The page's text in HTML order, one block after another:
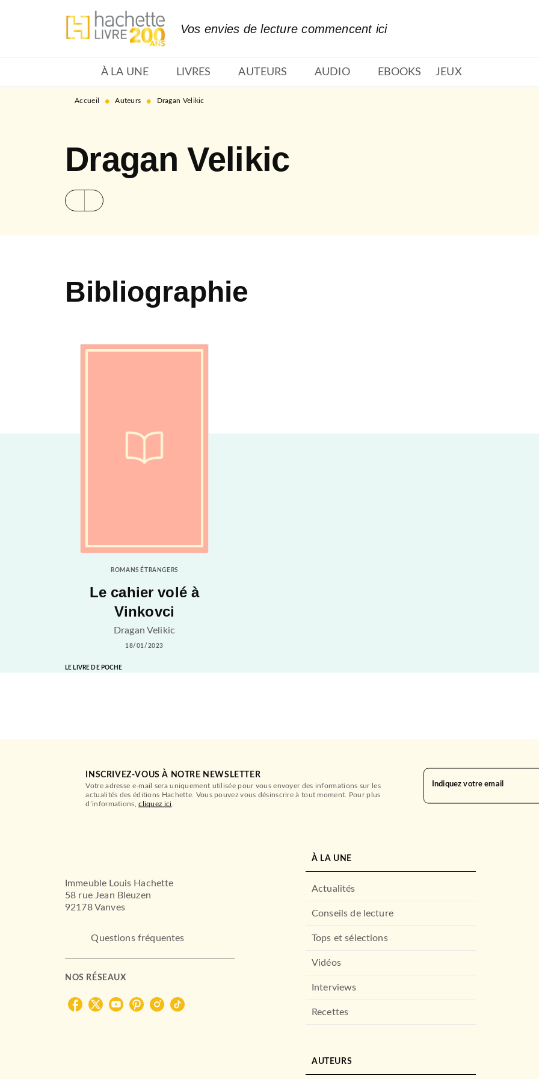
MENU RECHERCHE
Vos envies de lecture commencent ici
À LA UNE LIVRES AUTEURS AUDIO EBOOKS JEUX
Accueil • Auteurs • Dragan Velikic
Dragan Velikic
Bibliographie
ROMANS ÉTRANGERS
Le cahier volé à
Vinkovci
Dragan Velikic
18/01/2023
LE LIVRE DE POCHE
INSCRIVEZ-VOUS À NOTRE NEWSLETTER
Votre adresse e-mail sera uniquement utilisée pour vous envoyer des informations sur les
actualités des éditions Hachette. Vous pouvez vous désinscrire à tout moment. Pour plus
d’informations,cliquez ici
Indiquez votre email
Immeuble Louis Hachette
58 rue Jean Bleuzen
92178 Vanves
Questions fréquentes
NOS RÉSEAUX
À LA UNE
Actualités
Conseils de lecture
Tops et sélections
Vidéos
Interviews
Recettes
AUTEURS